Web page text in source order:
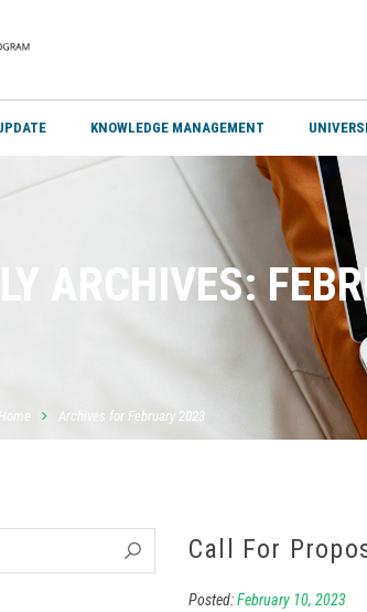
KNOWLEDGE MANAGEMENT
ARCHIVES:
Home Archives for February 2023
Call For
Posted:February 10, 2023